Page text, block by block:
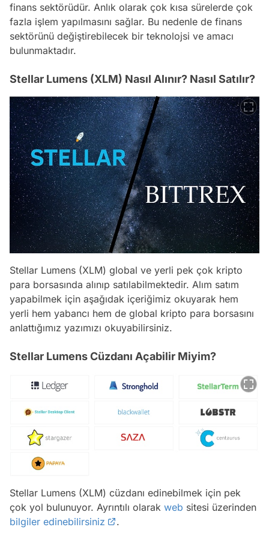
finans sektörüdür. Anlık olarak çok kısa sürelerde çok
fazla işlem yapılmasını sağlar. Bu nedenle de finans
sektörünü değiştirebilecek bir teknolojsi ve amacı
bulunmaktadır.
Stellar Lumens (XLM) Nasıl Alınır? Nasıl Satılır?
Stellar Lumens (XLM) global ve yerli pek çok kripto
para borsasında alınıp satılabilmektedir. Alım satım
yapabilmek için aşağıdak içeriğimiz okuyarak hem
yerli hem yabancı hem de global kripto para borsasını
anlattığımız yazımızı okuyabilirsiniz.
Stellar Lumens Cüzdanı Açabilir Miyim?
Stellar Lumens (XLM) cüzdanı edinebilmek için pek
çok yol bulunuyor. Ayrıntılı olarak web sitesi üzerinden
bilgiler edinebilirsiniz
.